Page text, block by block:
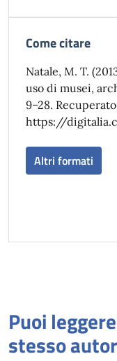
Come citare
Natale, M. T.
uso di musei,
9–28.
https://
Altri formati
Puoi
stesso